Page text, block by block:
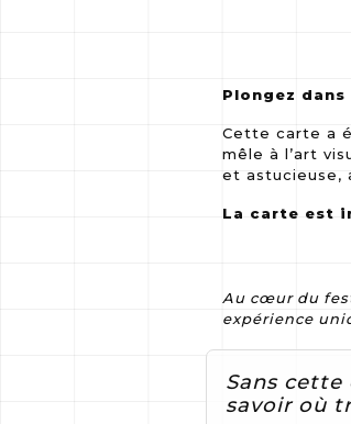
Plongez
Cette carte a
mêle à l’art
et astucieuse,
La carte est
Au cœur du
expérience
Sans cette
savoir où